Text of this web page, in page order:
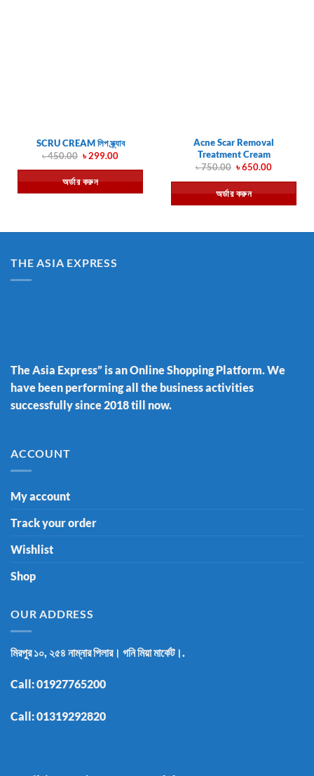
SCRU CREAM লিপ স্ক্র্যাব
৳450.00 Original
was:
৳ 450.00.
৳299.00Current
is:
৳ 299.00.
অর্ডার করুন
Acne Scar Removal
Treatment Cream
৳750.00 Original
was:
৳ 750.00.
৳650.00Current
is:
৳ 650.00.
অর্ডার করুন
THE ASIA EXPRESS
The Asia Express” is an Online Shopping Platform. We
have been performing all the business activities
successfully since 2018 till now.
ACCOUNT
My account
Track your order
Wishlist
Shop
OUR ADDRESS
মিরপুর ১০, ২৫৪ নাম্নার পিলার। গনি মিয়া মার্কেট।.
Call:01927765200
Call:01319292820